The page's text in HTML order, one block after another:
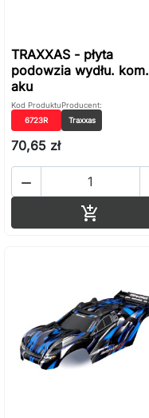
TRAXXAS - płyta
podowzia wydłu. kom.
aku
Kod Produktu
6723R
Producent:
Traxxas
70,65 zł

